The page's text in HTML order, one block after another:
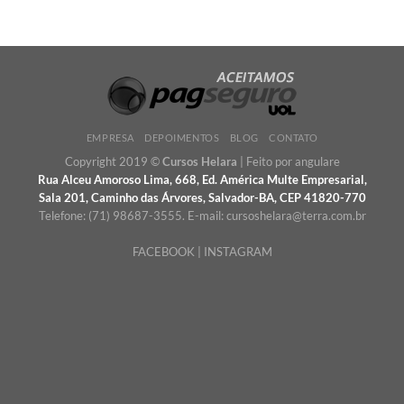
EMPRESA DEPOIMENTOS BLOG CONTATO
Copyright 2019 ©Cursos Helara | Feito porangulare
Rua Alceu Amoroso Lima, 668, Ed. América Multe Empresarial,
Sala 201, Caminho das Árvores, Salvador-BA, CEP 41820-770
Telefone: (71) 98687-3555. E-mail: cursoshelara@terra.com.br
FACEBOOK INSTAGRAM